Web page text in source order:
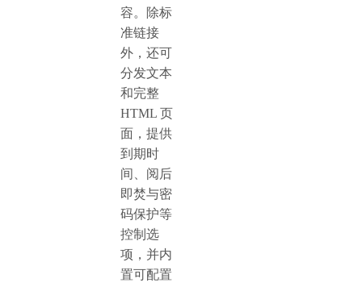
容。除标
准链接
外，还可
分发文本
和完整
HTML 页
面，提供
到期时
间、阅后
即焚与密
码保护等
控制选
项，并内
置可配置